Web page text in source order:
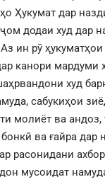
Ҳукумат дар
додаи худ дар
ин рӯ
канори мардуми
худ
сабукиҳои
молиёт ва андоз,
ва ғайра дар
расонидани
мусоидат